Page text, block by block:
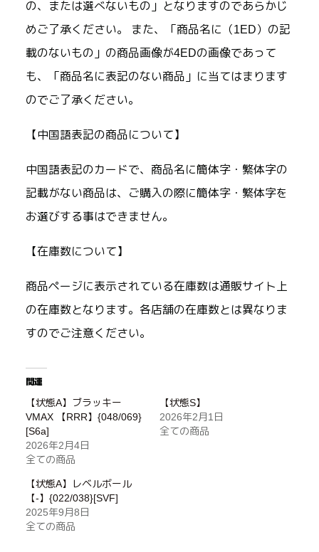
の、または選べないもの」となりますのであらかじ
めご了承ください。 また、「商品名に（1ED）の記
載のないもの」の商品画像が4EDの画像であって
も、「商品名に表記のない商品」に当てはまります
のでご了承ください。
【中国語表記の商品について】
中国語表記のカードで、商品名に簡体字・繁体字の
記載がない商品は、ご購入の際に簡体字・繁体字を
お選びする事はできません。
【在庫数について】
商品ページに表示されている在庫数は通販サイト上
の在庫数となります。各店舗の在庫数とは異なりま
すのでご注意ください。
関連
【状態A】ブラッキー
VMAX 【RRR】{048/069}
[S6a]
2026年2月4日
全ての商品
【状態S】
2026年2月1日
全ての商品
【状態A】レベルボール
【-】{022/038}[SVF]
2025年9月8日
全ての商品